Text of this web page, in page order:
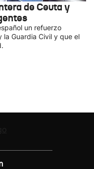
de Ceuta y
un refuerzo
la Guardia Civil y que el